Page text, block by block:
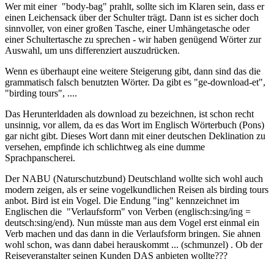
Wer mit einer "body-bag" prahlt, sollte sich im Klaren sein, dass er
einen Leichensack über der Schulter trägt. Dann ist es sicher doch
sinnvoller, von einer großen Tasche, einer Umhängetasche oder
einer Schultertasche zu sprechen - wir haben genügend Wörter zur
Auswahl, um uns differenziert auszudrücken.
Wenn es überhaupt eine weitere Steigerung gibt, dann sind das die
grammatisch falsch benutzten Wörter. Da gibt es "ge-download-et",
"birding tours", ....
Das Herunterldaden als download zu bezeichnen, ist schon recht
unsinnig, vor allem, da es das Wort im Englisch Wörterbuch (Pons)
gar nicht gibt. Dieses Wort dann mit einer deutschen Deklination zu
versehen, empfinde ich schlichtweg als eine dumme
Sprachpanscherei.
Der NABU (Naturschutzbund) Deutschland wollte sich wohl auch
modern zeigen, als er seine vogelkundlichen Reisen als birding tours
anbot. Bird ist ein Vogel. Die Endung "ing" kennzeichnet im
Englischen die "Verlaufsform" von Verben (englisch:sing/ing =
deutsch:sing/end). Nun müsste man aus dem Vogel erst einmal ein
Verb machen und das dann in die Verlaufsform bringen. Sie ahnen
wohl schon, was dann dabei herauskommt ... (schmunzel) . Ob der
Reiseveranstalter seinen Kunden DAS anbieten wollte???